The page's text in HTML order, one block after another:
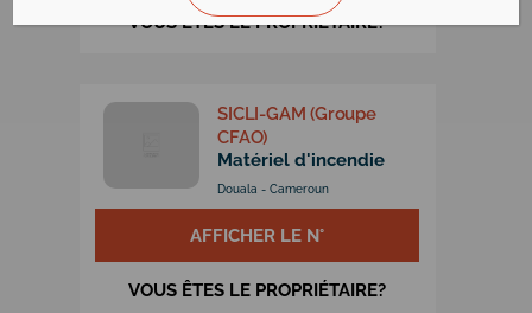
VOUS ÊTES LE PROPRIÉTAIRE?
SICLI-GAM (Groupe
CFAO)
Matériel d'incendie
Douala - Cameroun
AFFICHER LE N°
VOUS ÊTES LE PROPRIÉTAIRE?